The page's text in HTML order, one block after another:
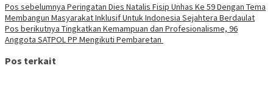
Pos sebelumnya Peringatan Dies Natalis Fisip Unhas Ke 59 Dengan Tema
Membangun Masyarakat Inklusif Untuk Indonesia Sejahtera Berdaulat
Pos berikutnya Tingkatkan Kemampuan dan Profesionalisme, 96
Anggota SATPOL PP Mengikuti Pembaretan
Pos terkait